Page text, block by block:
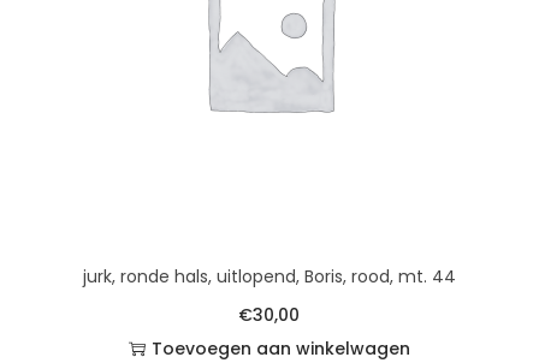
jurk, ronde hals, uitlopend, Boris, rood, mt. 44
€30,00
Toevoegen aan winkelwagen